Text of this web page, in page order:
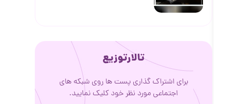
تالارتوزیع
برای اشتراک گذاری پست ها روی شبکه های
اجتماعی مورد نظر خود کلیک نمایید.